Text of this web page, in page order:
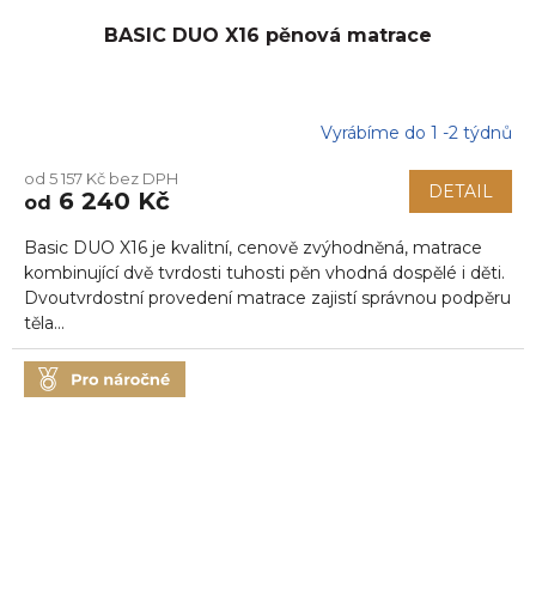
BASIC DUO X16 pěnová matrace
Vyrábíme do 1 -2 týdnů
od 5 157 Kč bez DPH
od 6 240 Kč DETAIL
Basic DUO X16 je kvalitní, cenově zvýhodněná, matrace
kombinující dvě tvrdosti tuhosti pěn vhodná dospělé i děti.
Dvoutvrdostní provedení matrace zajistí správnou podpěru
těla...